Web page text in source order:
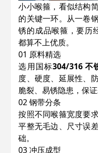
小小喉箍，看似结构
的关键一环。从一卷
锈的成品喉箍，要历
都算不上优质。
01 原料精选
选用国标304/316 不
度、硬度、延展性、
脆裂、易锈隐患，保证
02 钢带分条
按照不同喉箍宽度要
平整无毛边、尺寸误
础。
03 冲压成型